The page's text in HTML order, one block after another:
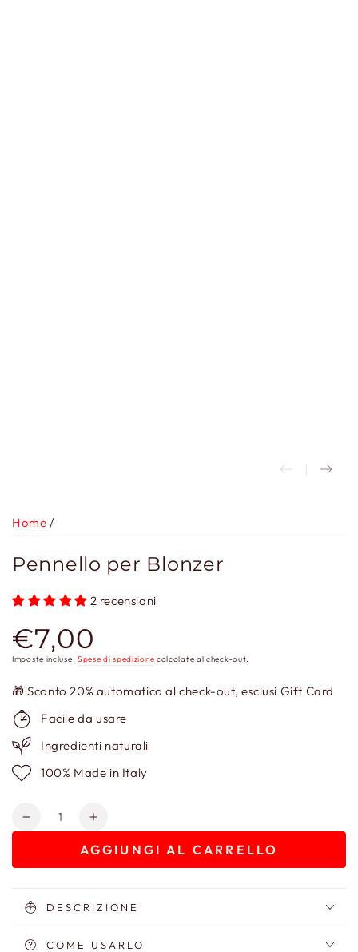
Home /
Pennello per Blonzer
2 recensioni
Prezzo
regolare
€7,00
Imposte incluse. Spese di spedizione calcolate al check-out.
🎁 Sconto 20% automatico al check-out, esclusi Gift Card
Facile da usare
Ingredienti naturali
100% Made in Italy
Quantità
Diminuisci
per
Blonzer
Aumenta
per
per
Blonzer
AGGIUNGI AL CARRELLO
DESCRIZIONE
COME USARLO